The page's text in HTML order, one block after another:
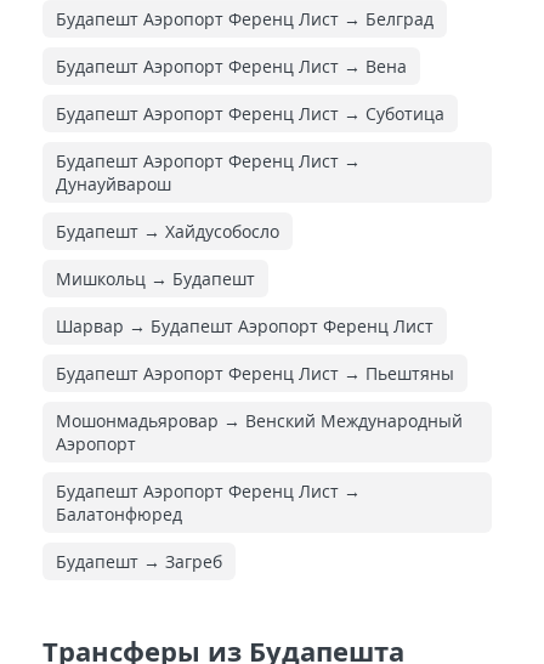
Будапешт Аэропорт Ференц Лист → Белград
Будапешт Аэропорт Ференц Лист → Вена
Будапешт Аэропорт Ференц Лист → Суботица
Будапешт Аэропорт Ференц Лист →
Дунауйварош
Будапешт → Хайдусобосло
Мишкольц → Будапешт
Шарвар → Будапешт Аэропорт Ференц Лист
Будапешт Аэропорт Ференц Лист → Пьештяны
Мошонмадьяровар → Венский Международный
Аэропорт
Будапешт Аэропорт Ференц Лист →
Балатонфюред
Будапешт → Загреб
Трансферы из Будапешта